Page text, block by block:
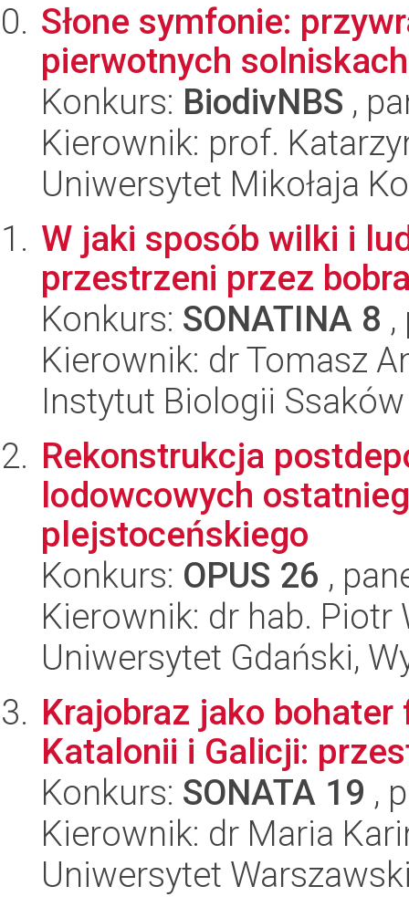
Słone symfonie:
pierwotnych solniskach
Konkurs: BiodivNBS ,
Kierownik: prof.
Uniwersytet Mikołaja
W jaki sposób wilki i
przestrzeni przez
Konkurs: SONATINA 8
Kierownik: dr Tomasz
Instytut Biologii Ssaków
Rekonstrukcja
lodowcowych
plejstoceńskiego
Konkurs: OPUS 26 ,
Kierownik: dr hab. Piotr
Uniwersytet Gdański,
Krajobraz jako
Katalonii i Galicji:
Konkurs: SONATA 19 ,
Kierownik: dr Maria
Uniwersytet